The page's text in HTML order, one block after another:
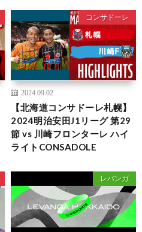
コンサドーレ
2024.09.02
【北海道コンサドーレ札幌】
2024明治安田J1リーグ 第29
節 vs 川崎フロンターレ ハイ
ライトCONSADOLE
レバンガ